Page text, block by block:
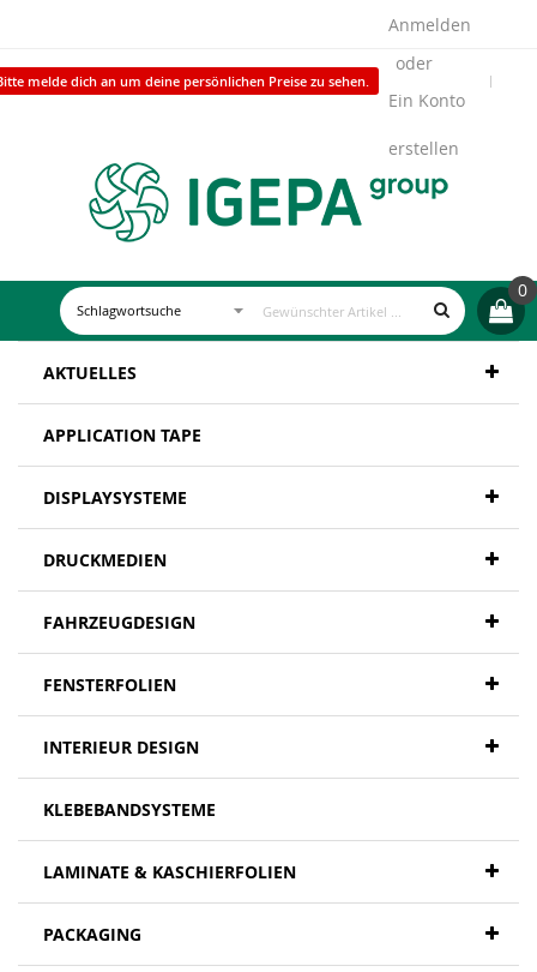
melde dich an um deine persönlichen Preise zu sehen.
Anmelden
Ein Konto
erstellen
0
AKTUELLES
APPLICATION TAPE
DISPLAYSYSTEME
DRUCKMEDIEN
FAHRZEUGDESIGN
FENSTERFOLIEN
INTERIEUR DESIGN
KLEBEBANDSYSTEME
LAMINATE & KASCHIERFOLIEN
PACKAGING